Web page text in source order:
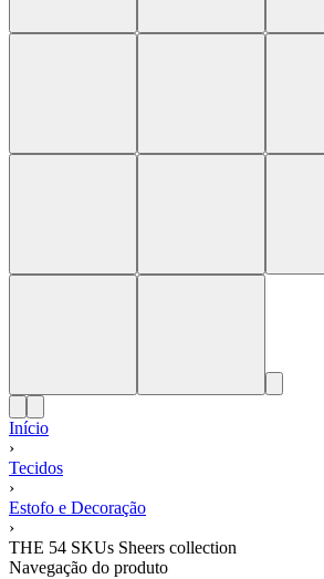
Início
›
Tecidos
›
Estofo e Decoração
›
THE 54 SKUs Sheers collection
Navegação do produto